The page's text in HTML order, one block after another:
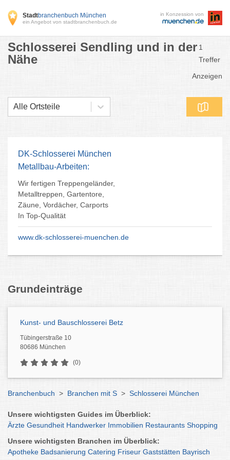
Stadtbranchenbuch München
ein Angebot von stadtbranchenbuch.de
in Konzession von
Schlosserei Sendling und in der
Nähe
1
Treffer
Anzeigen
Alle Ortsteile
DK-Schlosserei München
Metallbau-Arbeiten:
Wir fertigen Treppengeländer,
Metalltreppen, Gartentore,
Zäune, Vordächer, Carports
In Top-Qualität
www.dk-schlosserei-muenchen.de
Grundeinträge
Kunst- und Bauschlosserei Betz
Tübingerstraße 10
80686 München
(0)
Branchenbuch > Branchen mit S > Schlosserei München
Unsere wichtigsten Guides im Überblick:
Ärzte Gesundheit Handwerker Immobilien Restaurants Shopping
Unsere wichtigsten Branchen im Überblick:
Apotheke Badsanierung Catering Friseur Gaststätten Bayrisch